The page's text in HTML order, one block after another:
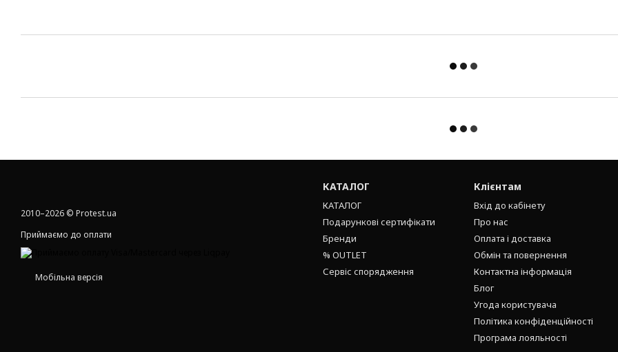
2010–2026 © Protest.ua
Приймаємо до оплати
Мобільна версія
КАТАЛОГ
КАТАЛОГ
Подарункові сертифікати
Бренди
% OUTLET
Сервіс спорядження
Клієнтам
Вхід до кабінету
Про нас
Оплата і доставка
Обмін та повернення
Контактна інформація
Блог
Угода користувача
Політика конфіденційності
Програма лояльності